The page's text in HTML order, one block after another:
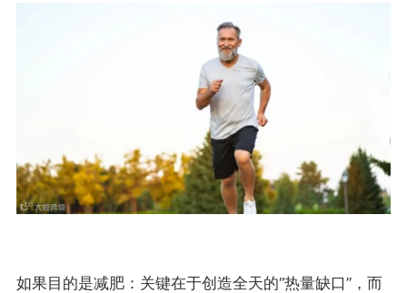
如果目的是减肥：关键在于创造全天的“热量缺口”，而